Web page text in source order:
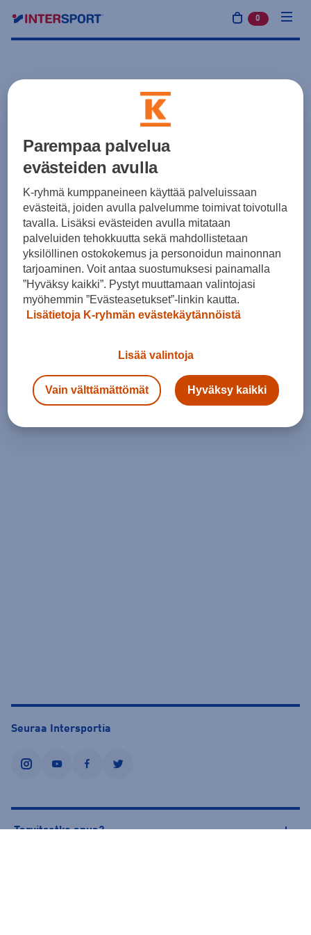
0 tuotetta
Seuraa Intersportia
instagramyoutubefacebooktwitter
Tarvitsetko apua?
Parempaa palvelua
evästeiden avulla
K-ryhmä kumppaneineen käyttää palveluissaan
evästeitä, joiden avulla palvelumme toimivat toivotulla
tavalla. Lisäksi evästeiden avulla mitataan
palveluiden tehokkuutta sekä mahdollistetaan
yksilöllinen ostokokemus ja personoidun mainonnan
tarjoaminen. Voit antaa suostumuksesi painamalla
”Hyväksy kaikki”. Pystyt muuttamaan valintojasi
myöhemmin ”Evästeasetukset”-linkin kautta.
Lisätietoja K-ryhmän evästekäytännöistä
Lisää valintoja
Vain välttämättömät Hyväksy kaikki